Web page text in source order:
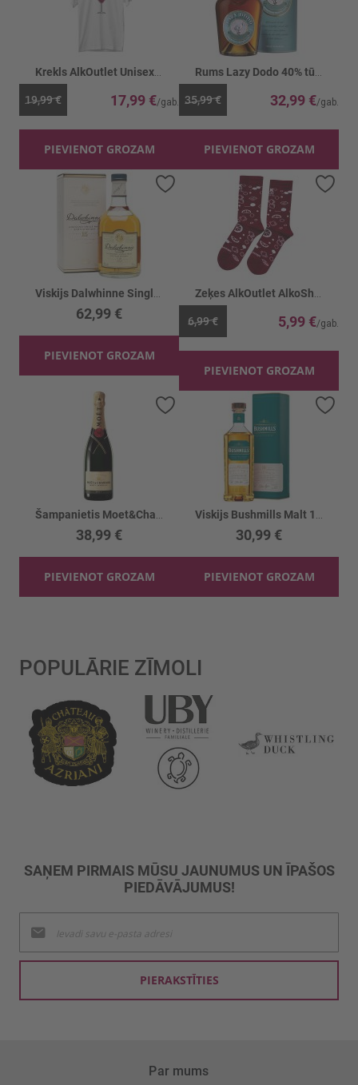
19,99 € 17,99 €
PIEVIENOT GROZAM
35,99 € 32,99 €
PIEVIENOT GROZAM
62,99 €
PIEVIENOT GROZAM
Pievienot vēlmju sarakstam
6,99 € 5,99 €
PIEVIENOT GROZAM
38,99 €
PIEVIENOT GROZAM
Pievienot vēlmju sarakstam
30,99 €
PIEVIENOT GROZAM
POPULĀRIE ZĪMOLI
SAŅEM PIRMAIS MŪSU JAUNUMUS UN ĪPAŠOS
PIEDĀVĀJUMUS!
jaunumu
saņemšanai:
PIERAKSTĪTIES
Par mums